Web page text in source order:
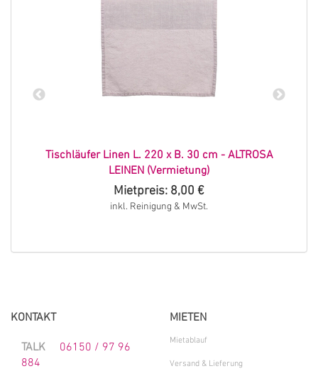
Tischläufer Linen L. 220 x B. 30 cm - ALTROSA
LEINEN (Vermietung)
Mietpreis: 8,00 €
inkl. Reinigung & MwSt.
KONTAKT
TALK 06150 / 97 96
884
MIETEN
Mietablauf
Versand & Lieferung